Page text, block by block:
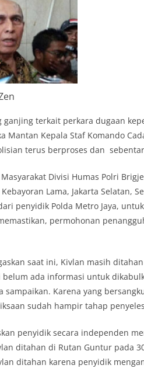
ganjing terkait perkara dugaan
Mantan Kepala Staf Komando
terus berproses dan
Divisi Humas Polri
Lama, Jakarta Selatan,
penyidik Polda Metro Jaya,
permohonan
saat ini, Kivlan masih
belum ada informasi untuk
sampaikan. Karena yang
sudah hampir tahap
penyidik secara independen
ditahan di Rutan Guntur pada
ditahan karena penyidik